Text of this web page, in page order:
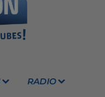
RADIO